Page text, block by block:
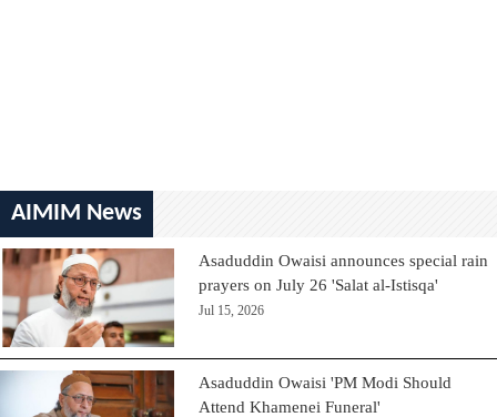
AIMIM News
Asaduddin Owaisi announces special rain
prayers on July 26 'Salat al-Istisqa'
Jul 15, 2026
Asaduddin Owaisi 'PM Modi Should
Attend Khamenei Funeral'